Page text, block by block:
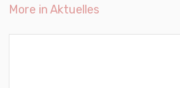
More in Aktuelles